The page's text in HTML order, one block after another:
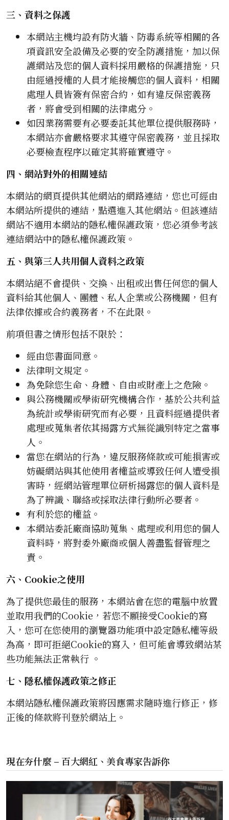
三、資料之保護
本網站主機均設有防火牆、防毒系統等相關的各
項資訊安全設備及必要的安全防護措施，加以保
護網站及您的個人資料採用嚴格的保護措施，只
由經過授權的人員才能接觸您的個人資料，相關
處理人員皆簽有保密合約，如有違反保密義務
者，將會受到相關的法律處分。
如因業務需要有必要委託其他單位提供服務時，
本網站亦會嚴格要求其遵守保密義務，並且採取
必要檢查程序以確定其將確實遵守。
四、網站對外的相關連結
本網站的網頁提供其他網站的網路連結，您也可經由
本網站所提供的連結，點選進入其他網站。但該連結
網站不適用本網站的隱私權保護政策，您必須參考該
連結網站中的隱私權保護政策。
五、與第三人共用個人資料之政策
本網站絕不會提供、交換、出租或出售任何您的個人
資料給其他個人、團體、私人企業或公務機關，但有
法律依據或合約義務者，不在此限。
前項但書之情形包括不限於：
經由您書面同意。
法律明文規定。
為免除您生命、身體、自由或財產上之危險。
與公務機關或學術研究機構合作，基於公共利益
為統計或學術研究而有必要，且資料經過提供者
處理或蒐集者依其揭露方式無從識別特定之當事
人。
當您在網站的行為，違反服務條款或可能損害或
妨礙網站與其他使用者權益或導致任何人遭受損
害時，經網站管理單位研析揭露您的個人資料是
為了辨識、聯絡或採取法律行動所必要者。
有利於您的權益。
本網站委託廠商協助蒐集、處理或利用您的個人
資料時，將對委外廠商或個人善盡監督管理之
責。
六、Cookie之使用
為了提供您最佳的服務，本網站會在您的電腦中放置
並取用我們的Cookie，若您不願接受Cookie的寫
入，您可在您使用的瀏覽器功能項中設定隱私權等級
為高，即可拒絕Cookie的寫入，但可能會導致網站某
些功能無法正常執行 。
七、隱私權保護政策之修正
本網站隱私權保護政策將因應需求隨時進行修正，修
正後的條款將刊登於網站上。
現在夯什麼 – 百大網紅、美食專家告訴你